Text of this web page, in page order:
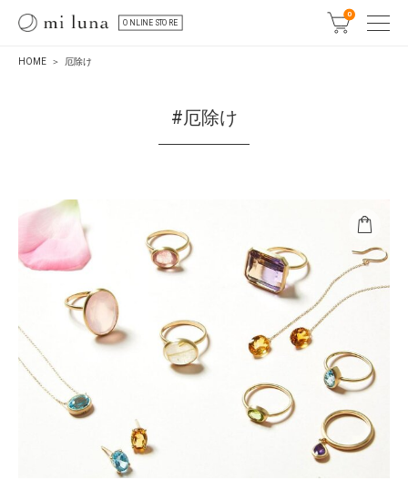
ONLINE STORE
0
HOME 厄除け
#厄除け